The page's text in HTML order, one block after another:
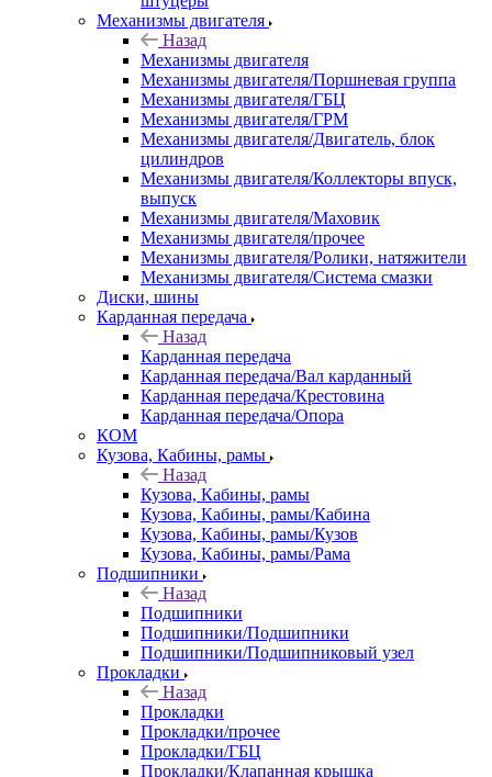
Механизмы двигателя
Назад
Механизмы двигателя
Механизмы двигателя/Поршневая группа
Механизмы двигателя/ГБЦ
Механизмы двигателя/ГРМ
Механизмы двигателя/Двигатель, блок
цилиндров
Механизмы двигателя/Коллекторы впуск,
выпуск
Механизмы двигателя/Маховик
Механизмы двигателя/прочее
Механизмы двигателя/Ролики, натяжители
Механизмы двигателя/Система смазки
Диски, шины
Карданная передача
Назад
Карданная передача
Карданная передача/Вал карданный
Карданная передача/Крестовина
Карданная передача/Опора
КОМ
Кузова, Кабины, рамы
Назад
Кузова, Кабины, рамы
Кузова, Кабины, рамы/Кабина
Кузова, Кабины, рамы/Кузов
Кузова, Кабины, рамы/Рама
Подшипники
Назад
Подшипники
Подшипники/Подшипники
Подшипники/Подшипниковый узел
Прокладки
Назад
Прокладки
Прокладки/прочее
Прокладки/ГБЦ
Прокладки/Клапанная крышка